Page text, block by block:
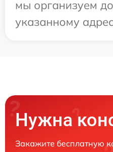
мы организуем
указанному
Нужна
Закажите бесплатную